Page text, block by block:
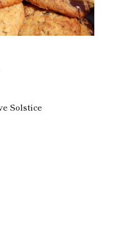
Solstice